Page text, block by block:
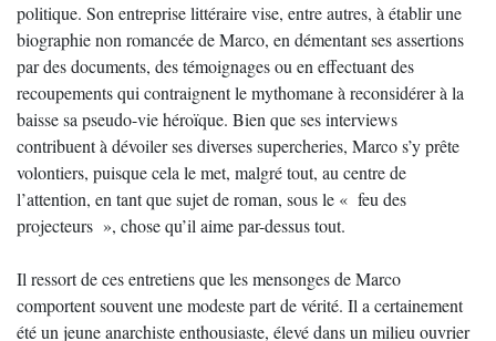
politique. Son entreprise littéraire vise, entre autres, à établir une
biographie non romancée de Marco, en démentant ses assertions
par des documents, des témoignages ou en effectuant des
recoupements qui contraignent le mythomane à reconsidérer à la
baisse sa pseudo-vie héroïque. Bien que ses interviews
contribuent à dévoiler ses diverses supercheries, Marco s’y prête
volontiers, puisque cela le met, malgré tout, au centre de
l’attention, en tant que sujet de roman, sous le « feu des
projecteurs », chose qu’il aime par-dessus tout.
Il ressort de ces entretiens que les mensonges de Marco
comportent souvent une modeste part de vérité. Il a certainement
été un jeune anarchiste enthousiaste, élevé dans un milieu ouvrier